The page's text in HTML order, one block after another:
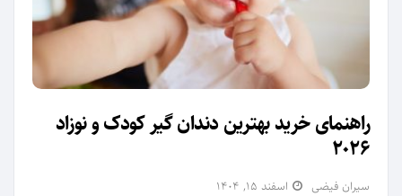
راهنمای خرید بهترین دندان گیر کودک و نوزاد
2026
سیران فیضی اسفند ۱۵, ۱۴۰۴